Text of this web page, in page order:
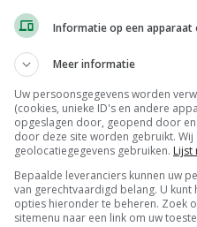
het aantal stallen en het
geen informatie
zijn.
doen over de blootstelling
Informatie op een apparaat
Meer informatie
Uw persoonsgegevens worden
(cookies, unieke ID's en andere
opgeslagen door, geopend door
door deze site worden gebruikt.
geolocatiegegevens gebruiken. Lijst
Bepaalde leveranciers kunnen uw
van gerechtvaardigd belang. U
opties hieronder te beheren. Zoek
sitemenu naar een link om uw